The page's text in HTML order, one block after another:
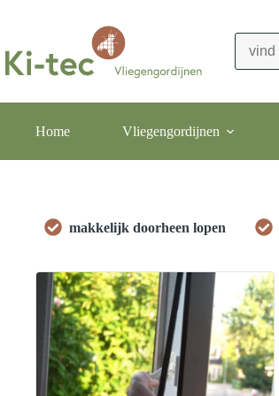
inhoud
Home Vliegengordijnen
makkelijk doorheen lopen